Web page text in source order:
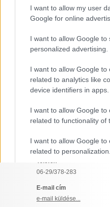
I want to allow my user
Google for online
I want to allow Google to
personalized advertising.
I want to allow Google to
related to analytics like
device identifiers in apps.
I want to allow Google to
related to functionality of
I want to allow Google to
related to personalization.
I want to allow Google to
functionality and fraud
user protection.
C.S.O.
Elküldöm e-mailben |
2364 Ócsa, Némedi úti
Telefon
06-29/378-283
E-mail cím
e-mail küldése...